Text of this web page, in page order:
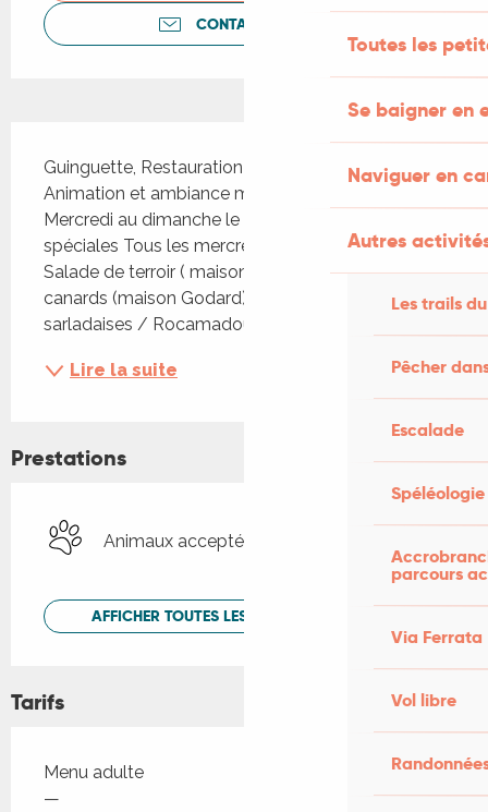
Toutes les
Se baigner en
Naviguer en
Autres
Les trails
Pêcher
Escalade
Spéléologie
parcours
Via Ferrata
Vol libre
CONTACTEZ-NOUS
Guinguette, Restauration (Menu et carte),
Animation et ambiance musicale Ouvert du
Mercredi au dimanche le soir dès 19 h Soirées
spéciales Tous les mercredi : Menu quercynois :
Salade de terroir ( maison Godard) /Confit de
canards (maison Godard) pommes de terre
sarladaises / Rocamadour (maison...
Lire la suite
Prestations
Animaux acceptés
AFFICHER TOUTES LES PRESTATIONS
Tarifs
Tarifs 2026
Menu adulte
—